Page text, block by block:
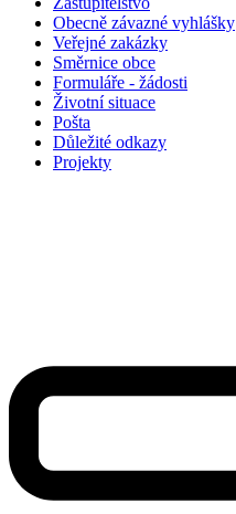
Obecně závazné vyhlášky
Veřejné zakázky
Směrnice obce
Formuláře - žádosti
Životní situace
Pošta
Důležité odkazy
Projekty